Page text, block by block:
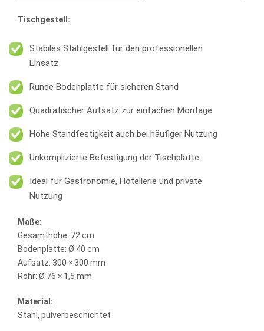
Tischgestell:
Stabiles Stahlgestell für den professionellen
Einsatz
Runde Bodenplatte für sicheren Stand
Quadratischer Aufsatz zur einfachen Montage
Hohe Standfestigkeit auch bei häufiger Nutzung
Unkomplizierte Befestigung der Tischplatte
Ideal für Gastronomie, Hotellerie und private
Nutzung
Maße:
Gesamthöhe: 72 cm
Bodenplatte: Ø 40 cm
Aufsatz: 300 × 300 mm
Rohr: Ø 76 × 1,5 mm
Material:
Stahl, pulverbeschichtet